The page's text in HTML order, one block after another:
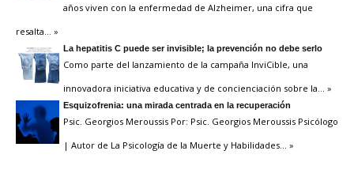
años viven con la enfermedad de Alzheimer, una cifra que
resalta … »
La hepatitis C puede ser invisible; la prevención no debe serlo
Como parte del lanzamiento de la campaña InviCible, una
innovadora iniciativa educativa y de concienciación sobre la … »
Esquizofrenia: una mirada centrada en la recuperación
Psic. Georgios Meroussis Por: Psic. Georgios Meroussis Psicólogo
| Autor de La Psicología de la Muerte y Habilidades … »